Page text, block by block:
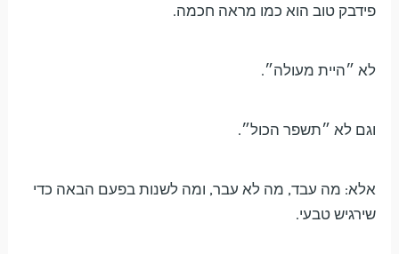
פידבק טוב הוא כמו מראה חכמה.
לא ״היית מעולה״.
וגם לא ״תשפר הכול״.
אלא: מה עבד, מה לא עבר, ומה לשנות בפעם הבאה כדי
שירגיש טבעי.